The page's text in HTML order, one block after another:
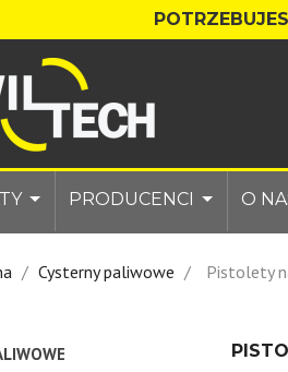
PRODUCENCI O
Cysterny paliwowe Pistolety